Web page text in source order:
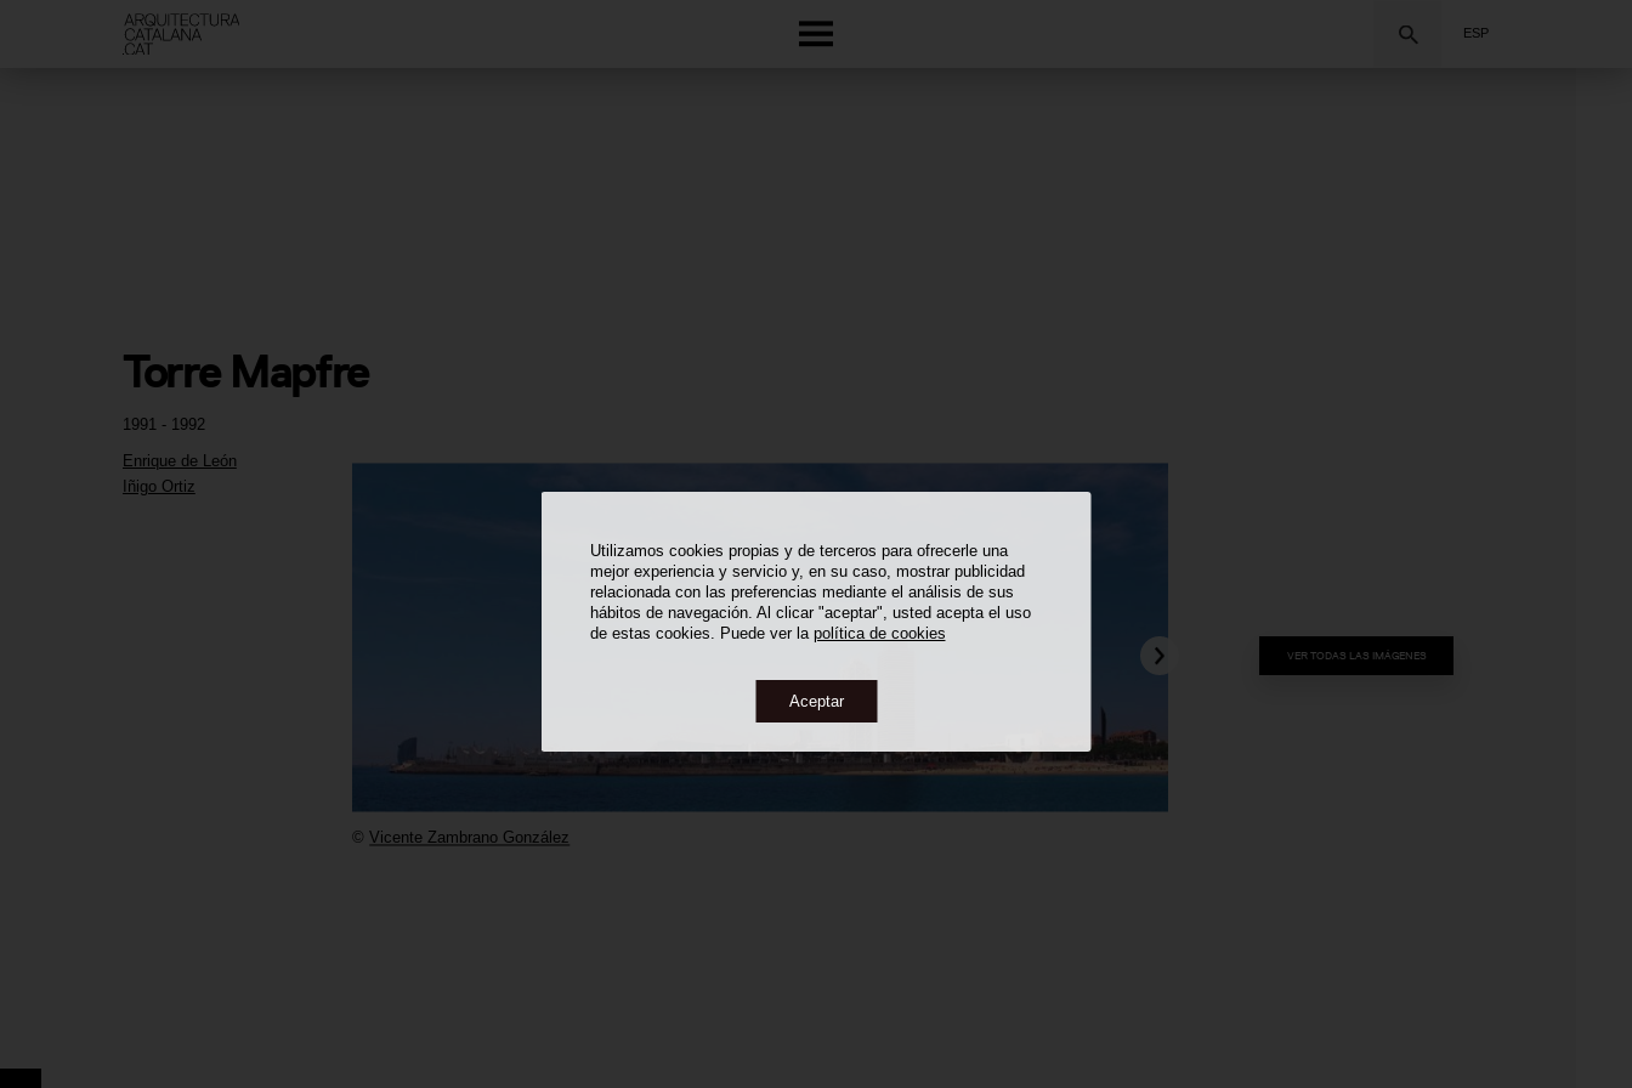
Utilizamos cookies propias y de terceros para ofrecerle una
mejor experiencia y servicio y, en su caso, mostrar publicidad
relacionada con las preferencias mediante el análisis de sus
hábitos de navegación. Al clicar "aceptar", usted acepta el uso
de estas cookies. Puede ver la política de cookies
Aceptar
ESP
1991 - 1992
Enrique de León
Iñigo Ortiz
Torre Mapfre
©Vicente Zambrano González
VER TODAS LAS IMÁGENES